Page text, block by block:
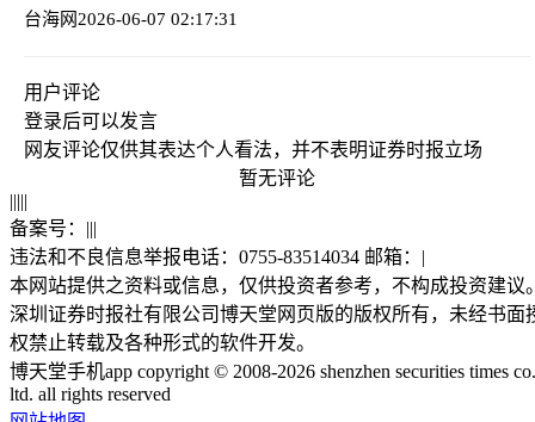
台海网2026-06-07 02:17:31
用户评论
登录后可以发言
网友评论仅供其表达个人看法，并不表明证券时报立场
暂无评论
|||||
备案号： |||
违法和不良信息举报电话：0755-83514034 邮箱： |
本网站提供之资料或信息，仅供投资者参考，不构成投资建议
深圳证券时报社有限公司博天堂网页版的版权所有，未经书面
权禁止转载及各种形式的软件开发。
博天堂手机app copyright © 2008-2026 shenzhen securities times
ltd. all rights reserved